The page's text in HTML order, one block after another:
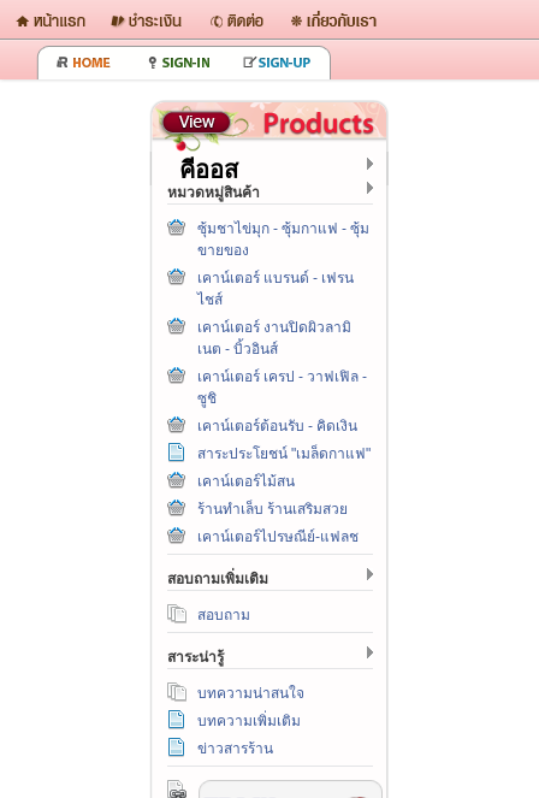
คีออส
หมวดหมู่สินค้า
ซุ้มชาไข่มุก - ซุ้มกาแฟ - ซุ้ม
ขายของ
เคาน์เตอร์ แบรนด์ - เฟรน
ไชส์
เคาน์เตอร์ งานปิดผิวลามิ
เนต - บิ้วอินส์
เคาน์เตอร์ เครป - วาฟเฟิล -
ซูชิ
เคาน์เตอร์ต้อนรับ - คิดเงิน
สาระประโยชน์ "เมล็ดกาแฟ"
เคาน์เตอร์ไม้สน
ร้านทำเล็บ ร้านเสริมสวย
เคาน์เตอร์ไปรษณีย์-แฟลช
สอบถามเพิ่มเติม
สอบถาม
สาระน่ารู้
บทความน่าสนใจ
บทความเพิ่มเติม
ข่าวสารร้าน